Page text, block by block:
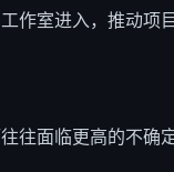
作室进入，推动项
往面临更高的不确